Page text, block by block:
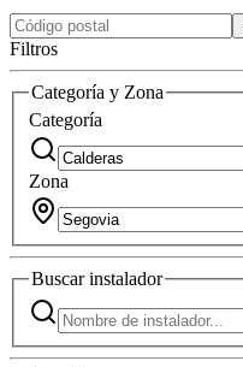
Filtros
Categoría y Zona
Categoría
Zona
Buscarinstalador